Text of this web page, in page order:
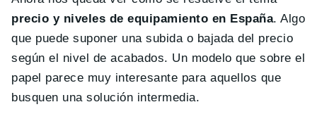
precio y niveles de equipamiento en España. Algo
que puede suponer una subida o bajada del precio
según el nivel de acabados. Un modelo que sobre el
papel parece muy interesante para aquellos que
busquen una solución intermedia.